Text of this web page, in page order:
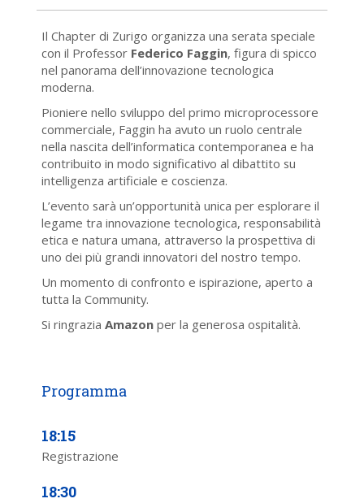
Il Chapter di Zurigo organizza una serata speciale
con il Professor Federico Faggin, figura di spicco
nel panorama dell’innovazione tecnologica
moderna.
Pioniere nello sviluppo del primo microprocessore
commerciale, Faggin ha avuto un ruolo centrale
nella nascita dell’informatica contemporanea e ha
contribuito in modo significativo al dibattito su
intelligenza artificiale e coscienza.
L’evento sarà un’opportunità unica per esplorare il
legame tra innovazione tecnologica, responsabilità
etica e natura umana, attraverso la prospettiva di
uno dei più grandi innovatori del nostro tempo.
Un momento di confronto e ispirazione, aperto a
tutta la Community.
Si ringrazia Amazon per la generosa ospitalità.
18:15
Registrazione
18:30